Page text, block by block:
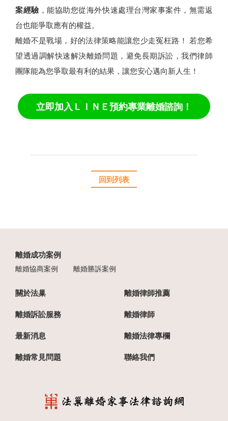
案經驗，能協助您從海外快速處理台灣家事案件，無需返
台也能爭取應有的權益。
離婚不是戰場，好的法律策略能讓您少走冤枉路！ 若您希
望透過調解快速解決離婚問題，避免長期訴訟，我們律師
團隊能為您爭取最有利的結果，讓您安心邁向新人生！
立即加入ＬＩＮＥ預約專業離婚諮詢！
回到列表
離婚成功案例
離婚協商案例 離婚勝訴案例
關於法巢 離婚律師推薦
離婚訴訟服務 離婚律師
最新消息 離婚法律專欄
離婚常見問題 聯絡我們